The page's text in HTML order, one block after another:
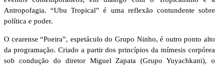
Antropofagia. “Ubu Tropical” é uma reflexão contundente sobre
política e poder.
O cearense “Poeira”, espetáculo do Grupo Ninho, é outro ponto alto
da programação. Criado a partir dos princípios da mímesis corpórea
sob condução do diretor Miguel Zapata (Grupo Yuyachkani), o